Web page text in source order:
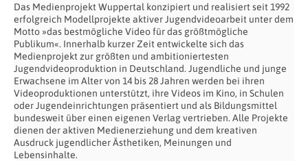
Das Medienprojekt Wuppertal konzipiert und realisiert seit 1992
erfolgreich Modellprojekte aktiver Jugendvideoarbeit unter dem
Motto »das bestmögliche Video für das größtmögliche
Publikum«. Innerhalb kurzer Zeit entwickelte sich das
Medienprojekt zur größten und ambitioniertesten
Jugendvideoproduktion in Deutschland. Jugendliche und junge
Erwachsene im Alter von 14 bis 28 Jahren werden bei ihren
Videoproduktionen unterstützt, ihre Videos im Kino, in Schulen
oder Jugendeinrichtungen präsentiert und als Bildungsmittel
bundesweit über einen eigenen Verlag vertrieben. Alle Projekte
dienen der aktiven Medienerziehung und dem kreativen
Ausdruck jugendlicher Ästhetiken, Meinungen und
Lebensinhalte.